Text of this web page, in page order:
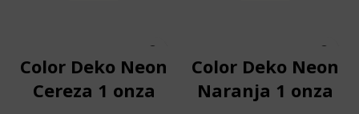
Color Deko Neon
Cereza 1 onza
Color Deko Neon
Naranja 1 onza